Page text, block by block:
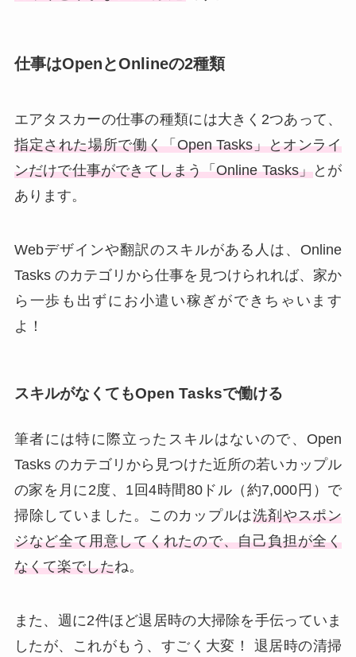
仕事はOpenとOnlineの2種類
エアタスカーの仕事の種類には大きく2つあって、
指定された場所で働く「Open Tasks」とオンライ
ンだけで仕事ができてしまう「Online Tasks」とが
あります。
Webデザインや翻訳のスキルがある人は、Online
Tasks のカテゴリから仕事を見つけられれば、家か
ら一歩も出ずにお小遣い稼ぎができちゃいます
よ！
スキルがなくてもOpen Tasksで働ける
筆者には特に際立ったスキルはないので、Open
Tasks のカテゴリから見つけた近所の若いカップル
の家を月に2度、1回4時間80ドル（約7,000円）で
掃除していました。このカップルは洗剤やスポン
ジなど全て用意してくれたので、自己負担が全く
なくて楽でしたね。
また、週に2件ほど退居時の大掃除を手伝っていま
したが、これがもう、すごく大変！ 退居時の清掃